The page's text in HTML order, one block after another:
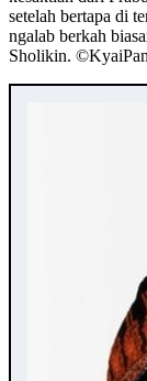
setelah bertapa di
ngalab berkah
Sholikin.